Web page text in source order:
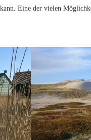
Eine der vielen